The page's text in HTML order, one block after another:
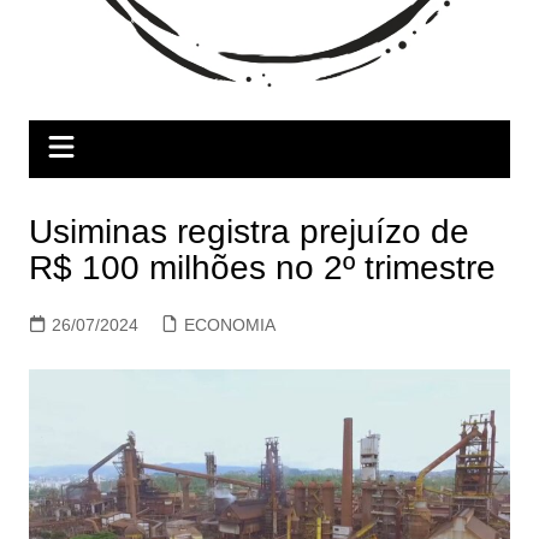
Usiminas registra prejuízo de
R$ 100 milhões no 2º trimestre
26/07/2024 ECONOMIA